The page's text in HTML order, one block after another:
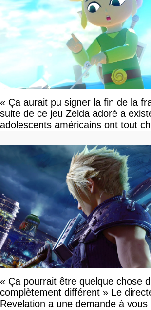
« Ça aurait pu signer la fin de la
suite de ce jeu Zelda adoré a
adolescents américains ont tout
« Ça pourrait être quelque chose
complètement différent » Le
Revelation a une demande à